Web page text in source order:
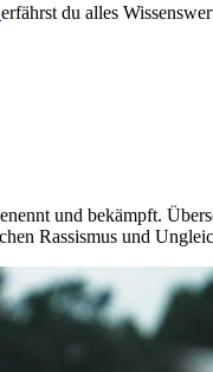
erfährst du alles
und bekämpft.
Rassismus und